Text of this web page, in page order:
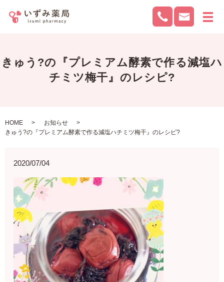
メ
きゅう?の『プレミアム酵素で作る減塩ハ
チミツ梅干』のレシピ?
HOME
お知らせ
きゅう?の『プレミアム酵素で作る減塩ハチミツ梅干』のレシピ?
2020/07/04